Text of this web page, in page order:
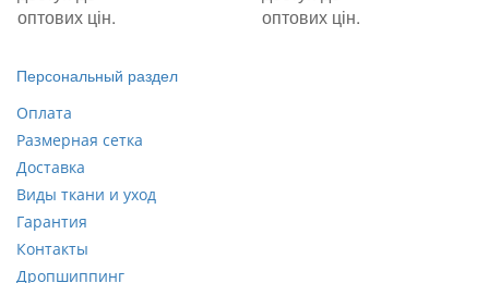
оптових цін.
оптових цін.
Персональный раздел
Оплата
Размерная сетка
Доставка
Виды ткани и уход
Гарантия
Контакты
Дропшиппинг